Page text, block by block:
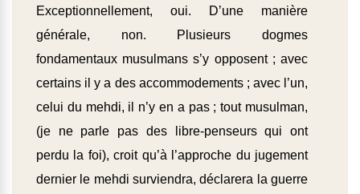
Exceptionnellement, oui. D’une manière
générale, non. Plusieurs dogmes
fondamentaux musulmans s’y opposent ; avec
certains il y a des accommodements ; avec l’un,
celui du mehdi, il n’y en a pas ; tout musulman,
(je ne parle pas des libre-penseurs qui ont
perdu la foi), croit qu’à l’approche du jugement
dernier le mehdi surviendra, déclarera la guerre